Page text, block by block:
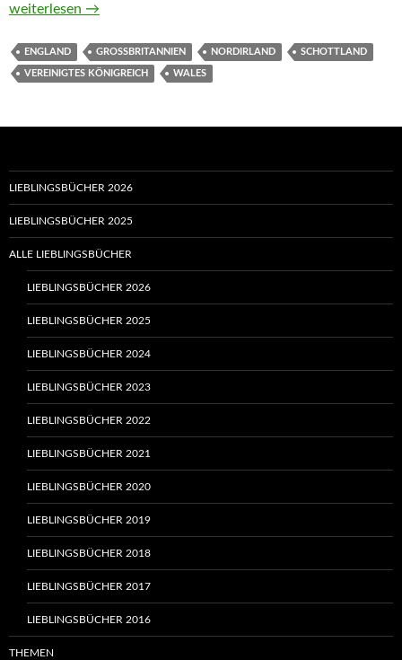
Monatsthema „Vereinigtes Königreich“ im März 2020
weiterlesen →
ENGLAND GROSSBRITANNIEN NORDIRLAND SCHOTTLAND
VEREINIGTES KÖNIGREICH WALES
LIEBLINGSBÜCHER 2026
LIEBLINGSBÜCHER 2025
ALLE LIEBLINGSBÜCHER
LIEBLINGSBÜCHER 2026
LIEBLINGSBÜCHER 2025
LIEBLINGSBÜCHER 2024
LIEBLINGSBÜCHER 2023
LIEBLINGSBÜCHER 2022
LIEBLINGSBÜCHER 2021
LIEBLINGSBÜCHER 2020
LIEBLINGSBÜCHER 2019
LIEBLINGSBÜCHER 2018
LIEBLINGSBÜCHER 2017
LIEBLINGSBÜCHER 2016
THEMEN